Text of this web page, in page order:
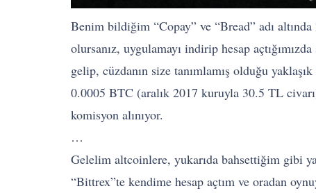
Benim bildiğim “Copay” ve “Bread” adı
olursanız, uygulamayı indirip hesap
gelip, cüzdanın size tanımlamış olduğu
0.0005 BTC (aralık 2017 kuruyla 30.5 TL
komisyon alınıyor.
…
Gelelim altcoinlere, yukarıda bahsettiğim gibi
“Bittrex”te kendime hesap açtım ve oradan